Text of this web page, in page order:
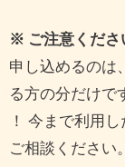
※ ご注意くださ
申し込めるのは
る方の分だけで
！ 今まで利用
ご相談ください。